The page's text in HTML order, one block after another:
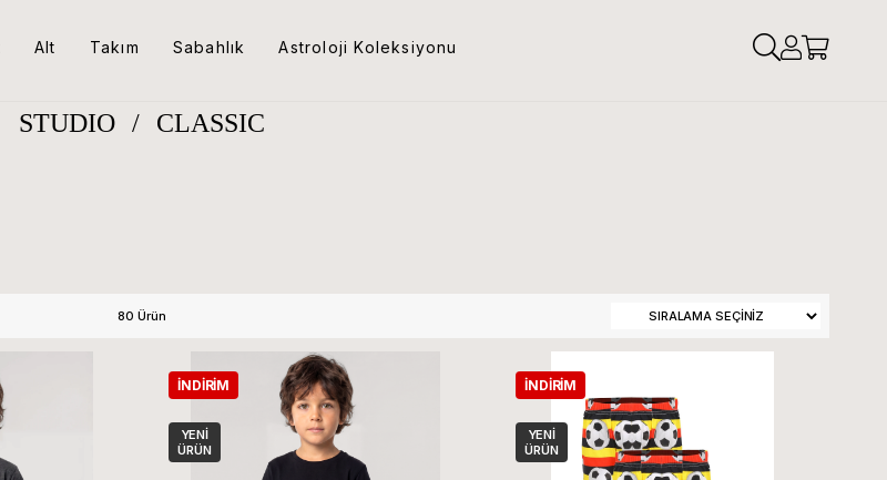
Alt Takım Sabahlık Astroloji Koleksiyonu
STUDIO / CLASSIC
80 Ürün
İNDIRIM
YENI
ÜRÜN
İNDIRIM
YENI
ÜRÜN